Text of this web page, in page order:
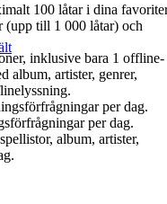
100 låtar i dina
(upp till 1 000 låtar) och
inklusive bara 1 offline-
album, artister, genrer,
per dag.
per dag.
album, artister,